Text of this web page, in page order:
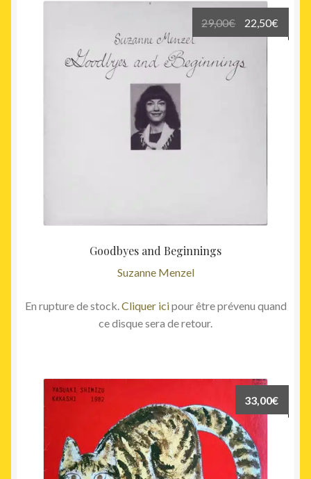
Goodbyes and Beginnings
Suzanne Menzel
29,00€
Le
prix
22,50€
prix
En rupture de stock. Cliquer icipour être prévenu quand
ce disque sera de retour.
33,00€